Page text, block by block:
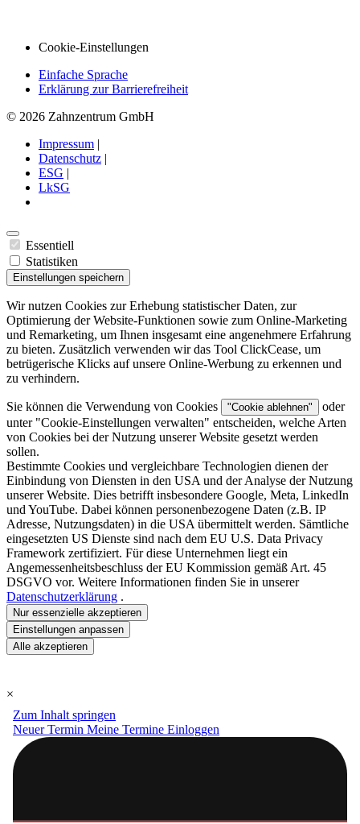
Cookie-Einstellungen
Einfache Sprache
Erklärung zur Barrierefreiheit
© 2026 Zahnzentrum GmbH
Impressum |
Datenschutz |
ESG |
LkSG
Essentiell
Statistiken
Einstellungen speichern
Wir nutzen Cookies zur Erhebung statistischer Daten, zur
Optimierung der Website-Funktionen sowie zum Online-Marketing
und Remarketing, um Ihnen insgesamt eine angenehmere Erfahrung
zu bieten. Zusätzlich verwenden wir das Tool ClickCease, um
betrügerische Klicks auf unsere Online-Werbung zu erkennen und
zu verhindern.
Sie können die Verwendung von Cookies "Cookie ablehnen"
oder
unter "Cookie-Einstellungen verwalten" entscheiden, welche Arten
von Cookies bei der Nutzung unserer Website gesetzt werden
sollen.
Bestimmte Cookies und vergleichbare Technologien dienen der
Einbindung von Diensten in den USA und der Analyse der Nutzung
unserer Website. Dies betrifft insbesondere Google, Meta, LinkedIn
und YouTube. Dabei können personenbezogene Daten (z.B. IP
Adresse, Nutzungsdaten) in die USA übermittelt werden. Sämtliche
eingesetzten US Dienste sind nach dem EU U.S. Data Privacy
Framework zertifiziert. Für diese Unternehmen liegt ein
Angemessenheitsbeschluss der EU Kommission gemäß Art. 45
DSGVO vor. Weitere Informationen finden Sie in unserer
Datenschutzerklärung .
Nur essenzielle akzeptieren
Einstellungen anpassen
Alle akzeptieren
×